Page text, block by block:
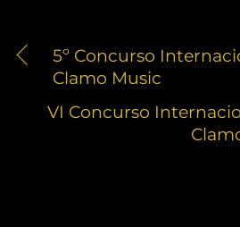
5º Concurso
Clamo Music
VI Concurso